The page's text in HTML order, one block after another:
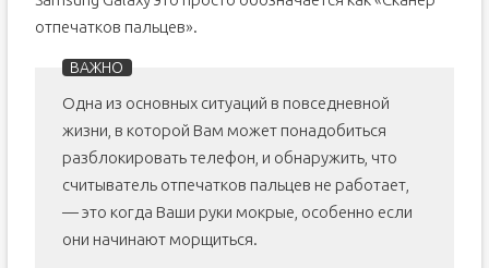
отпечатков пальцев».
Одна из основных ситуаций в повседневной
жизни, в которой Вам может понадобиться
разблокировать телефон, и обнаружить, что
считыватель отпечатков пальцев не работает,
— это когда Ваши руки мокрые, особенно если
они начинают морщиться.